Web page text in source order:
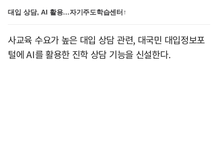
대입 상담, AI 활용…자기주도학습센터↑
사교육 수요가 높은 대입 상담 관련, 대국민 대입정보포
털에 AI를 활용한 진학 상담 기능을 신설한다.